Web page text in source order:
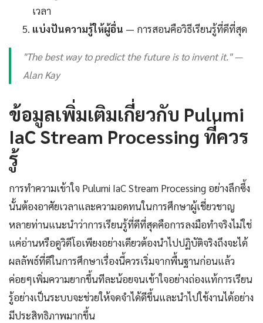
เวลา
แบ่งปันความรู้ให้ผู้อื่น — การสอนคือวิธีเรียนรู้ที่ดีที่สุด
"The best way to predict the future is to invent it." —
Alan Kay
ข้อมูลเพิ่มเติมเกี่ยวกับ Pulumi
IaC Stream Processing ที่ควร
รู้
การทำความเข้าใจ Pulumi IaC Stream Processing อย่างลึกซึ้ง
นั้นต้องอาศัยเวลาและความอดทนในการศึกษาผู้เชี่ยวชาญ
หลายท่านแนะนำว่าการเรียนรู้ที่ดีที่สุดคือการลงมือทำจริงไม่ใช่
แค่อ่านหรือดูวิดีโอเพียงอย่างเดียวต้องนำไปปฏิบัติจริงถึงจะได้
ผลลัพธ์ที่ดีในการศึกษาเรื่องนี้ควรเริ่มจากพื้นฐานก่อนแล้ว
ค่อยๆเพิ่มความยากขึ้นทีละน้อยจนเข้าใจอย่างถ่องแท้การเรียน
รู้อย่างเป็นระบบจะช่วยให้จดจำได้ดีขึ้นและนำไปใช้งานได้อย่าง
มีประสิทธิภาพมากขึ้น